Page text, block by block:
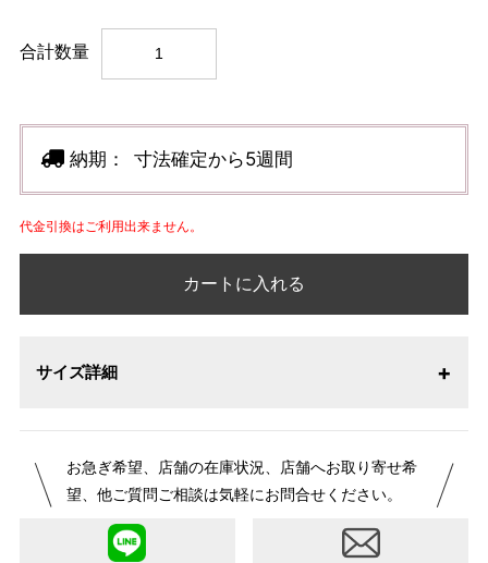
合計数量
納期： 寸法確定から5週間
代金引換はご利用出来ません。
カートに入れる
サイズ詳細
が変更になりました。パターンオーダーは、お客様のお声か
らよりお召しになりやすい寸法に変更いたしました。変更点
について詳細をお知りになりたい方はお問い合わせくださ
お急ぎ希望、店舗の在庫状況、店舗へお取り寄せ希
望、他ご質問ご相談は気軽にお問合せください。